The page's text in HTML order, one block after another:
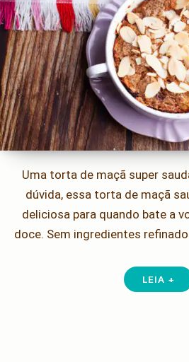
Uma torta de maçã super
dúvida, essa torta de maçã
deliciosa para quando bate a
doce. Sem ingredientes
LEIA +